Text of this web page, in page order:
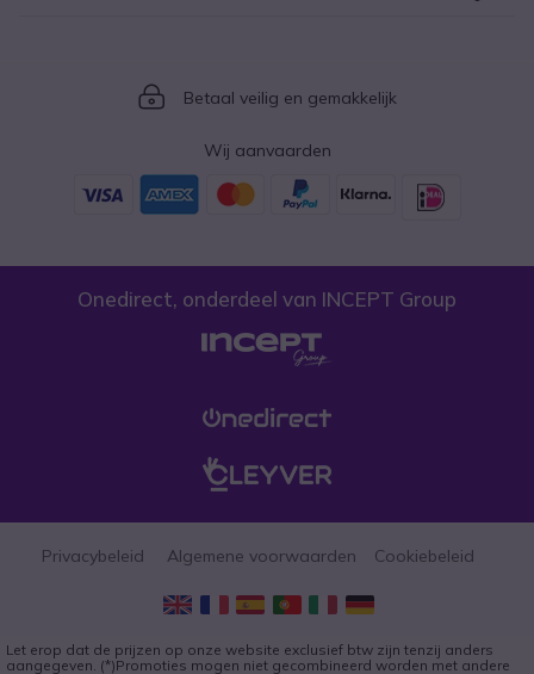
Icon
Betaal veilig en gemakkelijk
Wij aanvaarden
Onedirect, onderdeel van INCEPT Group
Privacybeleid Algemene voorwaarden Cookiebeleid
Let erop dat de prijzen op onze website exclusief btw zijn tenzij anders
aangegeven. (*)Promoties mogen niet gecombineerd worden met andere